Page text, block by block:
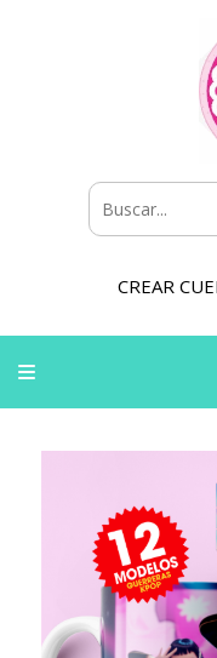
CREAR